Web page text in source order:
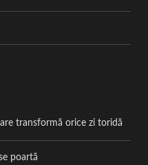
transformă orice zi toridă
poartă